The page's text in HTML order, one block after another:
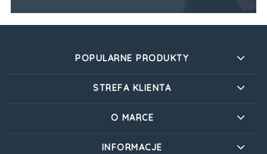
POPULARNE PRODUKTY
STREFA KLIENTA
O MARCE
INFORMACJE